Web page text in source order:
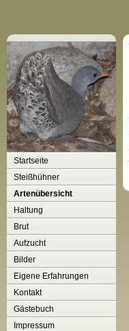
Startseite
Steißhühner
Artenübersicht
Haltung
Brut
Aufzucht
Bilder
Eigene Erfahrungen
Kontakt
Gästebuch
Impressum